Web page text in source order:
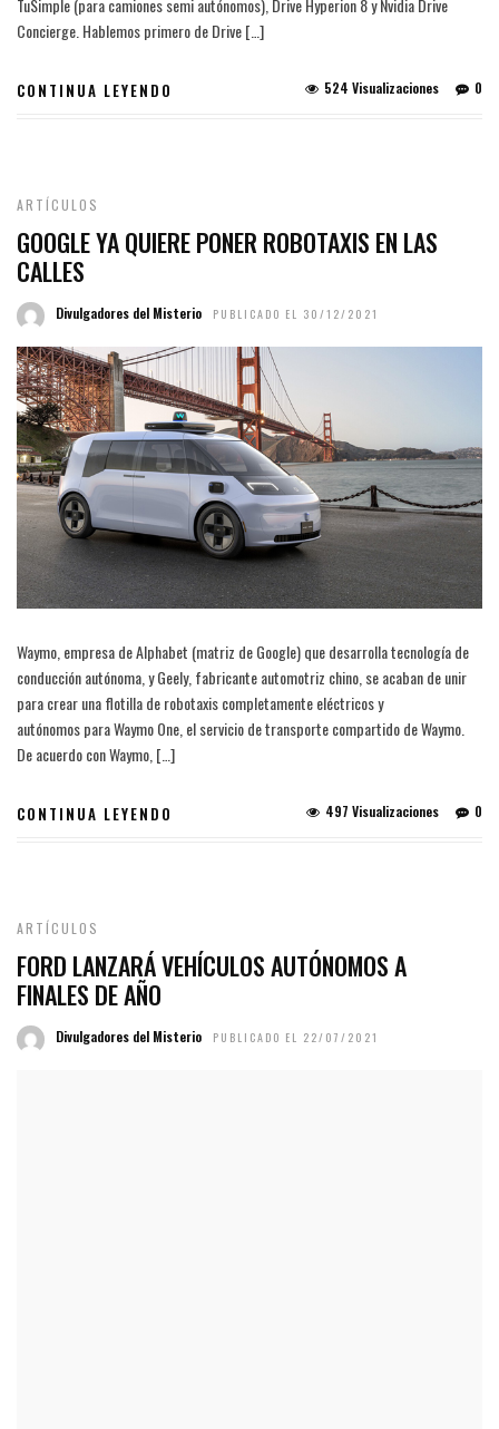
Concierge. Hablemos primero de Drive […]
CONTINUA LEYENDO 0
524 Visualizaciones
ARTÍCULOS
GOOGLE YA QUIERE PONER ROBOTAXIS EN LAS
CALLES
Divulgadores del Misterio PUBLICADO EL 30/12/2021
Waymo, empresa de Alphabet (matriz de Google) que desarrolla tecnología de
conducción autónoma, y Geely, fabricante automotriz chino, se acaban de unir
para crear una flotilla de robotaxis completamente eléctricos y
autónomos para Waymo One, el servicio de transporte compartido de Waymo.
De acuerdo con Waymo, […]
CONTINUA LEYENDO 0
497 Visualizaciones
ARTÍCULOS
FORD LANZARÁ VEHÍCULOS AUTÓNOMOS A
FINALES DE AÑO
Divulgadores del Misterio PUBLICADO EL 22/07/2021